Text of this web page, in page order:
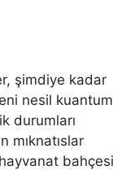
şimdiye kadar
nesil kuantum
durumları
mıknatıslar
bahçesi